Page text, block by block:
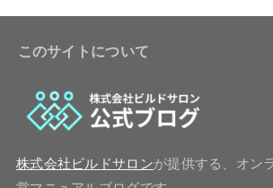
このサイトについて
株式会社ビルドサロンが提供する、オン